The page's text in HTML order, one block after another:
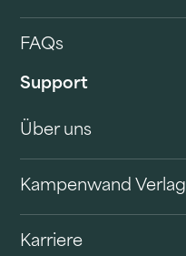
FAQs
Support
Über uns
Kampenwand Verlag
Karriere